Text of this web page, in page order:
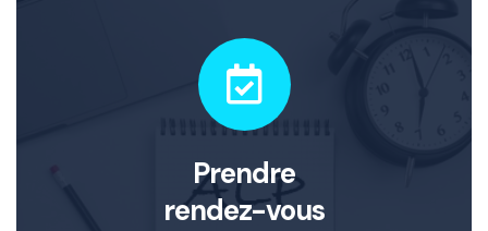
Prendre
rendez-vous